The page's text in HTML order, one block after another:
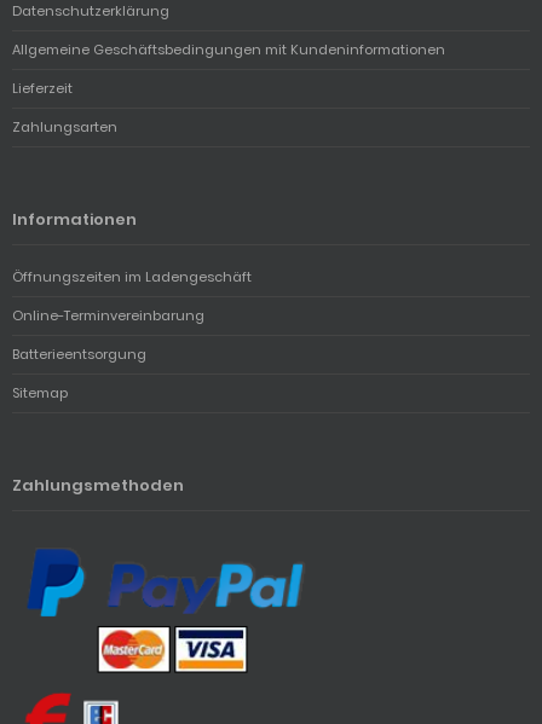
Datenschutzerklärung
Allgemeine Geschäftsbedingungen mit Kundeninformationen
Lieferzeit
Zahlungsarten
Informationen
Öffnungszeiten im Ladengeschäft
Online-Terminvereinbarung
Batterieentsorgung
Sitemap
Zahlungsmethoden